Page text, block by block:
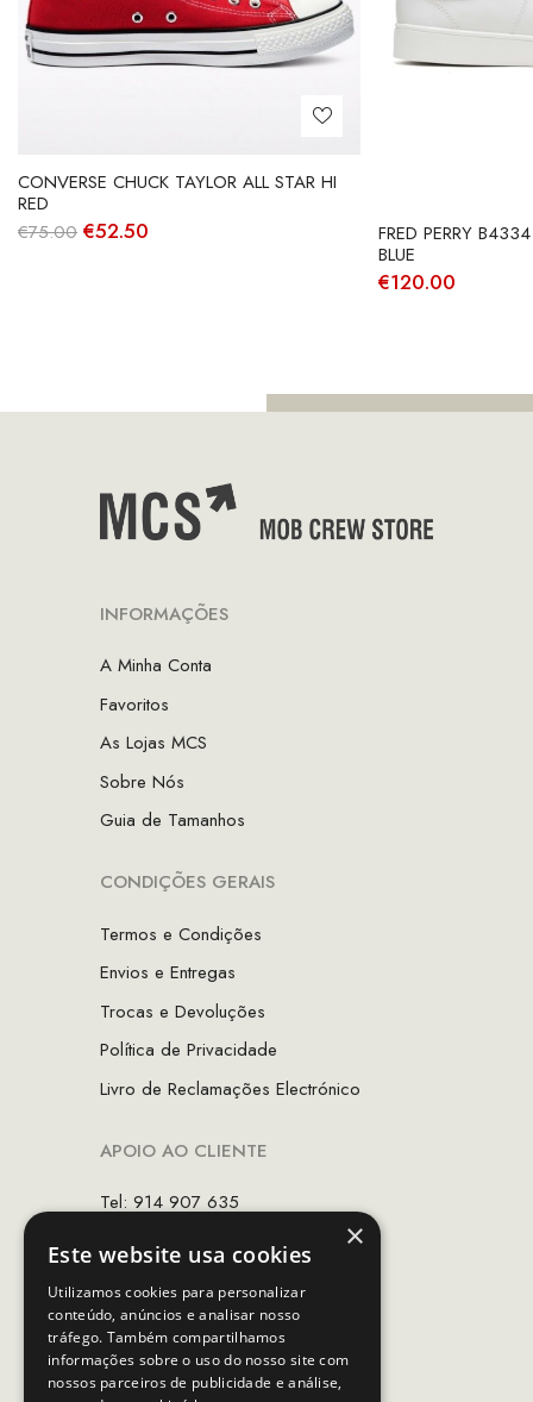
CONVERSE CHUCK TAYLOR ALL STAR HI
RED
€75.00 O
€52.50
FRED PERRY
BLUE
€120.00
INFORMAÇÕES
A Minha Conta
Favoritos
As Lojas MCS
Sobre Nós
Guia de Tamanhos
CONDIÇÕES GERAIS
Termos e Condições
Envios e Entregas
Trocas e Devoluções
Política de Privacidade
Livro de Reclamações Electrónico
APOIO AO CLIENTE
Tel: 914 907 635
apoiocliente@mcs.com.pt
Horário de contacto:
Dias úteis das 10h as 19h
×
Este website usa cookies
Utilizamos cookies para personalizar
conteúdo, anúncios e analisar nosso
tráfego. Também compartilhamos
informações sobre o uso do nosso site com
nossos parceiros de publicidade e análise,